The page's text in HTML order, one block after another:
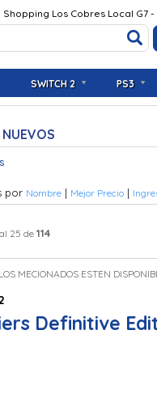
Shopping Los Cobres Local G7
SWITCH 2 PS3
por Nombre | Mejor Precio |
25 de114
MECIONADOS ESTEN
Definitive